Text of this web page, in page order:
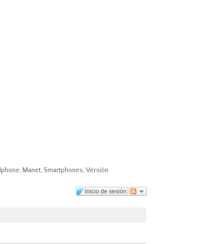
Iphone, Manet, Smartphones, Versión
Inicio de sesión